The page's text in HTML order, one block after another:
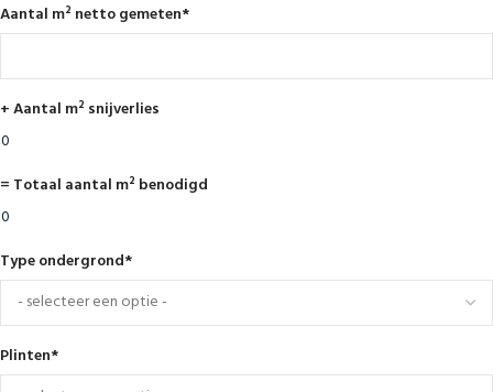
Aantal m² netto gemeten*
+ Aantal m² snijverlies
= Totaal aantal m² benodigd
Type ondergrond*
Plinten*